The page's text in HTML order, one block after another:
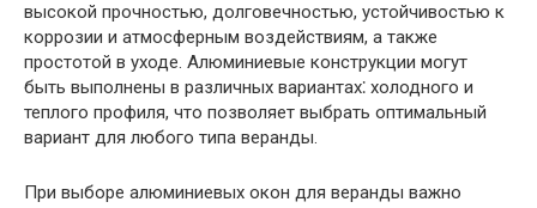
высокой прочностью, долговечностью, устойчивостью к
коррозии и атмосферным воздействиям, а также
простотой в уходе. Алюминиевые конструкции могут
быть выполнены в различных вариантах⁚ холодного и
теплого профиля, что позволяет выбрать оптимальный
вариант для любого типа веранды.
При выборе алюминиевых окон для веранды важно